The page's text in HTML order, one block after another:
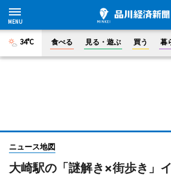
34°C 食べる 見る・遊ぶ 買う 暮
ニュース地図
大崎駅の「謎解き×街歩き」